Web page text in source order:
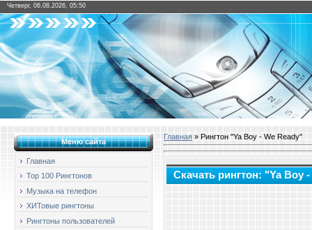
Четверг, 06.08.2026, 05:50
Меню сайта
Главная
Top 100 Рингтонов
Музыка на телефон
ХИТовые рингтоны
Рингтоны пользователей
Главная » Рингтон "Ya Boy - We Ready"
Скачать рингтон: "Ya Boy